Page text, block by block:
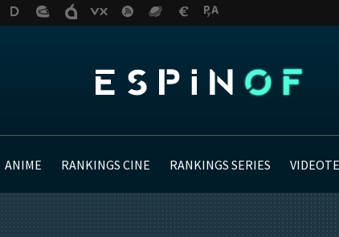
ANIME RANKINGS CINE RANKINGS SERIES